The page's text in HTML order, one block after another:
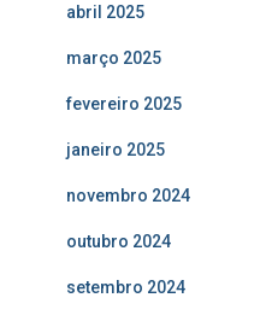
abril 2025
março 2025
fevereiro 2025
janeiro 2025
novembro 2024
outubro 2024
setembro 2024